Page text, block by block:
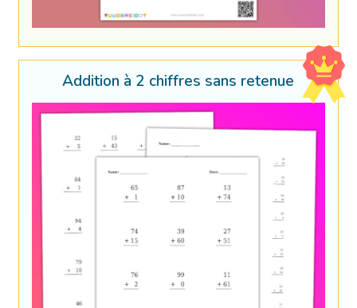
Addition à 2 chiffres sans retenue